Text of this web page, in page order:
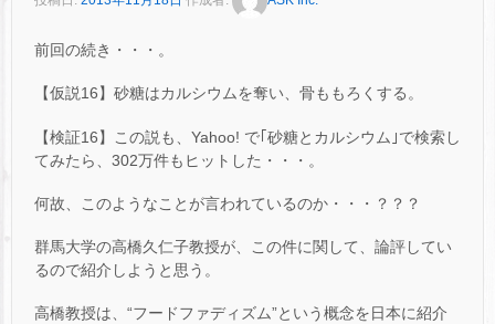
前回の続き・・・。
【仮説16】砂糖はカルシウムを奪い、骨ももろくする。
【検証16】この説も、Yahoo! で｢砂糖とカルシウム｣で検索し
てみたら、302万件もヒットした・・・。
何故、このようなことが言われているのか・・・？？？
群馬大学の高橋久仁子教授が、この件に関して、論評してい
るので紹介しようと思う。
高橋教授は、“フードファディズム”という概念を日本に紹介